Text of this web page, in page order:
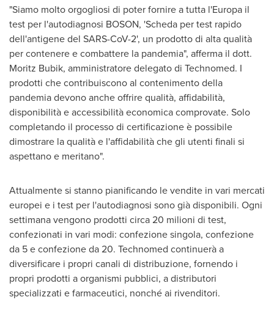
"Siamo molto orgogliosi di poter fornire a tutta l'Europa il
test per l'autodiagnosi BOSON, 'Scheda per test rapido
dell'antigene del SARS-CoV-2', un prodotto di alta qualità
per contenere e combattere la pandemia", afferma il dott.
Moritz Bubik, amministratore delegato di Technomed. I
prodotti che contribuiscono al contenimento della
pandemia devono anche offrire qualità, affidabilità,
disponibilità e accessibilità economica comprovate. Solo
completando il processo di certificazione è possibile
dimostrare la qualità e l'affidabilità che gli utenti finali si
aspettano e meritano".
Attualmente si stanno pianificando le vendite in vari mercati
europei e i test per l'autodiagnosi sono già disponibili. Ogni
settimana vengono prodotti circa 20 milioni di test,
confezionati in vari modi: confezione singola, confezione
da 5 e confezione da 20. Technomed continuerà a
diversificare i propri canali di distribuzione, fornendo i
propri prodotti a organismi pubblici, a distributori
specializzati e farmaceutici, nonché ai rivenditori.